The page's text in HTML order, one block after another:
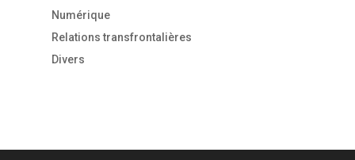
Numérique
Relations transfrontalières
Divers